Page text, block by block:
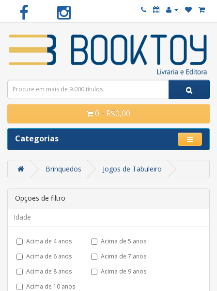
0 - R$0,00
Categorias
Brinquedos Jogos de Tabuleiro
Opções de filtro
Idade
Acima de 4 anos
Acima de 5 anos
Acima de 6 anos
Acima de 7 anos
Acima de 8 anos
Acima de 9 anos
Acima de 10 anos